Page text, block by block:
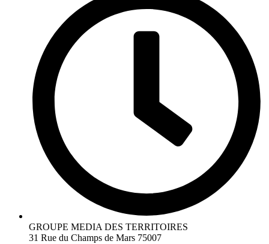
GROUPE MEDIA DES TERRITOIRES
31 Rue du Champs de Mars 75007